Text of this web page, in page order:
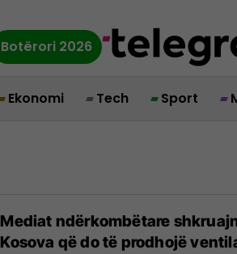
Botërori 2026
Ekonomi Tech Sport
Mediat ndërkombëtare
Kosova që do të prodhojë